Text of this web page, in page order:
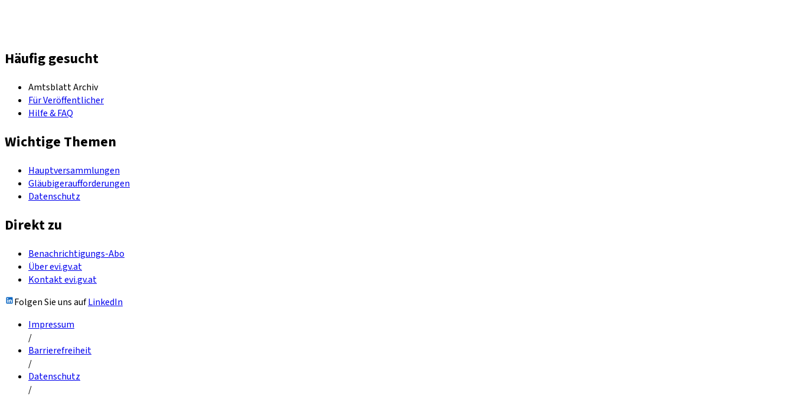
Häufig gesucht
Amtsblatt Archiv
Für Veröffentlicher
Hilfe & FAQ
Wichtige Themen
Hauptversammlungen
Gläubigeraufforderungen
Datenschutz
Direkt zu
Benachrichtigungs-Abo
Über evi.gv.at
Kontakt evi.gv.at
Folgen Sie uns aufLinkedIn
Impressum
/
Barrierefreiheit
/
Datenschutz
/